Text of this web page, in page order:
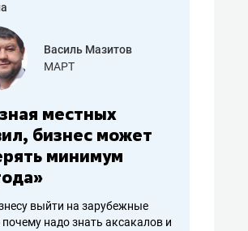
Василь Мазитов
МАРТ
местных
бизнес может
минимум
выйти на зарубежные
надо знать аксакалов и